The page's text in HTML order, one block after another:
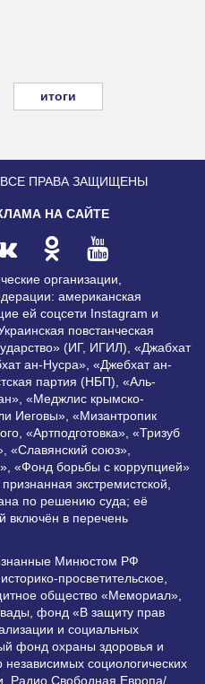
итоги
ВСЕ ПРАВА ЗАЩИЩЕНЫ
НА САЙТЕ
организации,
американская
ей соцсети Instagram и
повстанческая
(ИГ, ИГИЛ), «Джабхат
ан-Нусра», «Джебхат ан-
партия (НБП), «Аль-
«Меджлис крымско-
Иеговы», «Мизантропик
«Артподготовка», «Тризуб
союз»,
«Фонд борьбы с коррупцией»
экстремистской,
по решению суда; её
включён в перечень
Минюстом РФ
просветительское,
общество «Мемориал»,
фонд «В защиту прав
и социальных
фонд охраны здоровья и
социологических
Радио Свободная Европа/